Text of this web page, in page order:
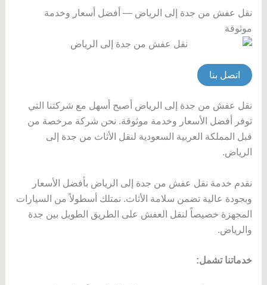
نقل عفش من جدة إلى الرياض — أفضل أسعار وخدمة
موثوقة
اتصل بنا
نقل عفش من جدة إلى الرياض أصبح أسهل مع شركتنا التي
توفر أفضل الأسعار وخدمة موثوقة. نحن شركة مرخصة من
قبل المملكة العربية السعودية لنقل الأثاث من جدة إلى
الرياض.
نقدم خدمة نقل عفش من جدة إلى الرياض بأفضل الأسعار
وبجودة عالية تضمن سلامة الأثاث. نمتلك أسطولاً من السيارات
المجهزة خصيصاً لنقل العفش على الطريق الطويل بين جدة
والرياض.
خدماتنا تشمل: